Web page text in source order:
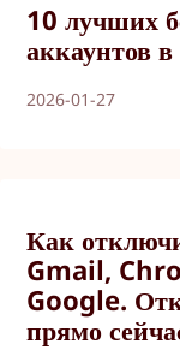
10 лучших
аккаунтов
2026-01-27
Как
Gmail,
Google.
прямо